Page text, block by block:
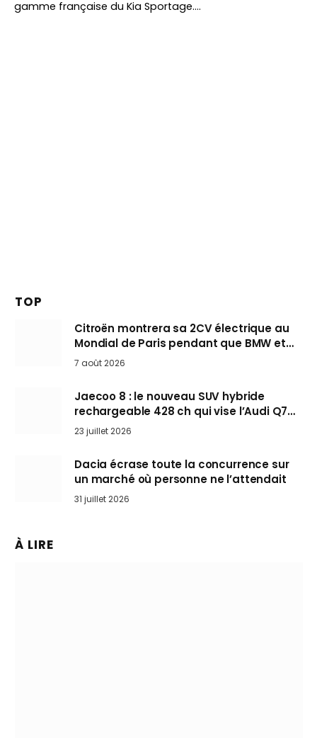
gamme française du Kia Sportage.…
TOP
Citroën montrera sa 2CV électrique au
Mondial de Paris pendant que BMW et
Mini désertent le salon
7 août 2026
Jaecoo 8 : le nouveau SUV hybride
rechargeable 428 ch qui vise l’Audi Q7
arrive en Europe cet automne
23 juillet 2026
Dacia écrase toute la concurrence sur
un marché où personne ne l’attendait
31 juillet 2026
À LIRE